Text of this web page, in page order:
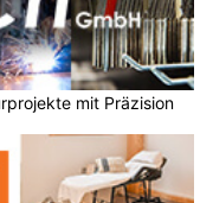
mit Präzision